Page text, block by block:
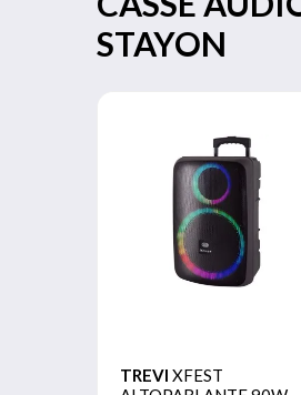
STAYON
TREVI XFEST